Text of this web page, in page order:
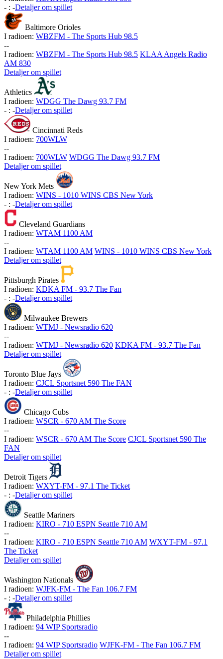
- : -Detaljer om spillet
Baltimore Orioles
I radioen: WBZFM - The Sports Hub 98.5
--
I radioen: WBZFM - The Sports Hub 98.5 KLAA Angels Radio
AM 830
Detaljer om spillet
Athletics
I radioen: WDGG The Dawg 93.7 FM
- : -Detaljer om spillet
Cincinnati Reds
I radioen: 700WLW
--
I radioen: 700WLW WDGG The Dawg 93.7 FM
Detaljer om spillet
New York Mets
I radioen: WINS - 1010 WINS CBS New York
- : -Detaljer om spillet
Cleveland Guardians
I radioen: WTAM 1100 AM
--
I radioen: WTAM 1100 AM WINS - 1010 WINS CBS New York
Detaljer om spillet
Pittsburgh Pirates
I radioen: KDKA FM - 93.7 The Fan
- : -Detaljer om spillet
Milwaukee Brewers
I radioen: WTMJ - Newsradio 620
--
I radioen: WTMJ - Newsradio 620 KDKA FM - 93.7 The Fan
Detaljer om spillet
Toronto Blue Jays
I radioen: CJCL Sportsnet 590 The FAN
- : -Detaljer om spillet
Chicago Cubs
I radioen: WSCR - 670 AM The Score
--
I radioen: WSCR - 670 AM The Score CJCL Sportsnet 590 The
FAN
Detaljer om spillet
Detroit Tigers
I radioen: WXYT-FM - 97.1 The Ticket
- : -Detaljer om spillet
Seattle Mariners
I radioen: KIRO - 710 ESPN Seattle 710 AM
--
I radioen: KIRO - 710 ESPN Seattle 710 AM WXYT-FM - 97.1
The Ticket
Detaljer om spillet
Washington Nationals
I radioen: WJFK-FM - The Fan 106.7 FM
- : -Detaljer om spillet
Philadelphia Phillies
I radioen: 94 WIP Sportsradio
--
I radioen: 94 WIP Sportsradio WJFK-FM - The Fan 106.7 FM
Detaljer om spillet